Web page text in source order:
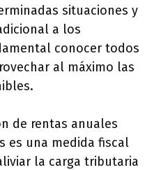
situaciones y
a los
conocer todos
al máximo las
de rentas anuales
es una medida fiscal
la carga tributaria